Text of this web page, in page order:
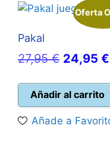
Oferta
Pakal
27,95€ El
original
era:
27,95 €.
24,95 €
Añadir al carrito
Añade a